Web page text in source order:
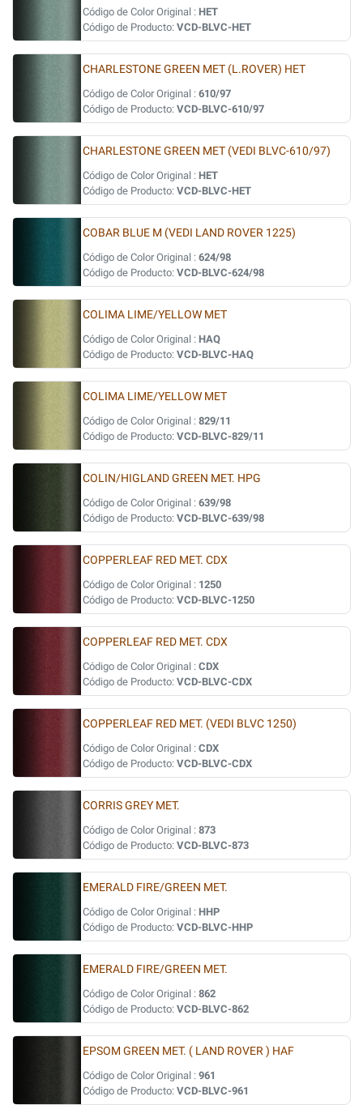
Código de Color Original : HET
Código de Producto: VCD-BLVC-HET
CHARLESTONE GREEN MET (L.ROVER) HET
Código de Color Original : 610/97
Código de Producto: VCD-BLVC-610/97
CHARLESTONE GREEN MET (VEDI BLVC-610/97)
Código de Color Original : HET
Código de Producto: VCD-BLVC-HET
COBAR BLUE M (VEDI LAND ROVER 1225)
Código de Color Original : 624/98
Código de Producto: VCD-BLVC-624/98
COLIMA LIME/YELLOW MET
Código de Color Original : HAQ
Código de Producto: VCD-BLVC-HAQ
COLIMA LIME/YELLOW MET
Código de Color Original : 829/11
Código de Producto: VCD-BLVC-829/11
COLIN/HIGLAND GREEN MET. HPG
Código de Color Original : 639/98
Código de Producto: VCD-BLVC-639/98
COPPERLEAF RED MET. CDX
Código de Color Original : 1250
Código de Producto: VCD-BLVC-1250
COPPERLEAF RED MET. CDX
Código de Color Original : CDX
Código de Producto: VCD-BLVC-CDX
COPPERLEAF RED MET. (VEDI BLVC 1250)
Código de Color Original : CDX
Código de Producto: VCD-BLVC-CDX
CORRIS GREY MET.
Código de Color Original : 873
Código de Producto: VCD-BLVC-873
EMERALD FIRE/GREEN MET.
Código de Color Original : HHP
Código de Producto: VCD-BLVC-HHP
EMERALD FIRE/GREEN MET.
Código de Color Original : 862
Código de Producto: VCD-BLVC-862
EPSOM GREEN MET. ( LAND ROVER ) HAF
Código de Color Original : 961
Código de Producto: VCD-BLVC-961